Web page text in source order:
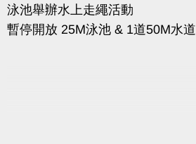
泳池舉辦水上走繩活動
暫停開放 25M泳池 & 1道50M水道